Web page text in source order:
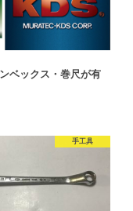
ベックス・巻尺が有
手工具